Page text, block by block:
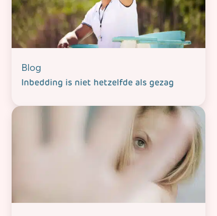
Blog
Inbedding is niet hetzelfde als gezag